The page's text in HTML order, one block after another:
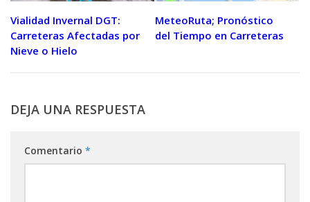
Vialidad Invernal DGT:
Carreteras Afectadas por
Nieve o Hielo
MeteoRuta; Pronóstico
del Tiempo en Carreteras
DEJA UNA RESPUESTA
Comentario *